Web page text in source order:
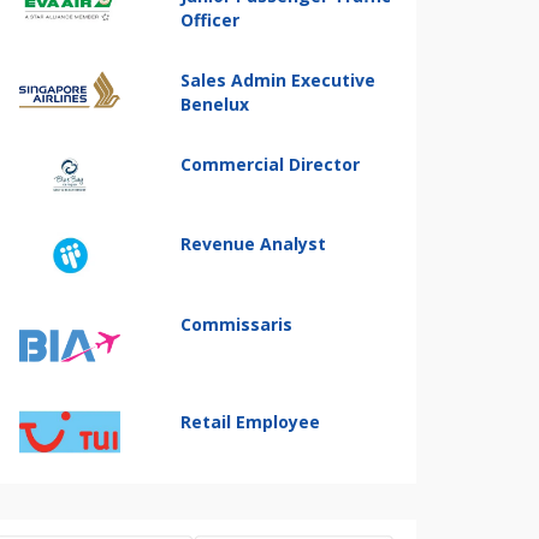
Officer
Sales Admin Executive
Benelux
Commercial Director
Revenue Analyst
Commissaris
Retail Employee